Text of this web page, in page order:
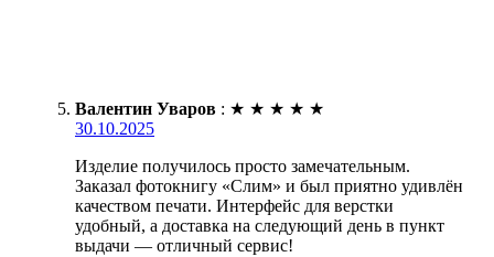
Валентин Уваров : ★ ★ ★ ★ ★
30.10.2025
Изделие получилось просто замечательным.
Заказал фотокнигу «Слим» и был приятно удивлён
качеством печати. Интерфейс для верстки
удобный, а доставка на следующий день в пункт
выдачи — отличный сервис!